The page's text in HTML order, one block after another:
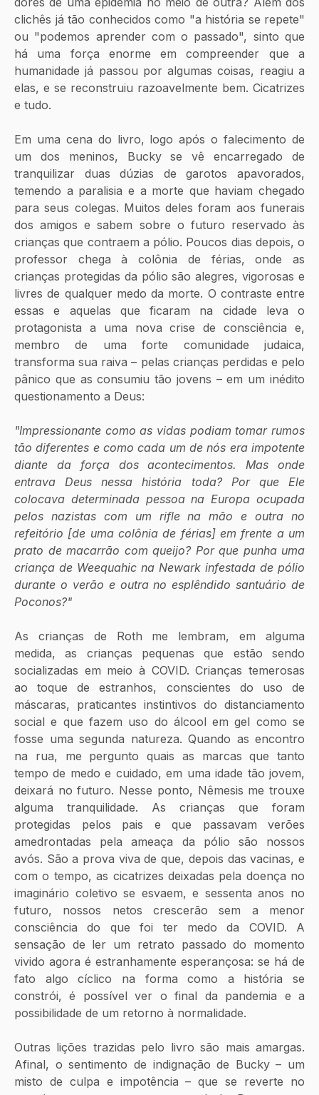
clichês já tão conhecidos como "a história se repete"
ou "podemos aprender com o passado", sinto que
há uma força enorme em compreender que a
humanidade já passou por algumas coisas, reagiu a
elas, e se reconstruiu razoavelmente bem. Cicatrizes
e tudo.
Em uma cena do livro, logo após o falecimento de
um dos meninos, Bucky se vê encarregado de
tranquilizar duas dúzias de garotos apavorados,
temendo a paralisia e a morte que haviam chegado
para seus colegas. Muitos deles foram aos funerais
dos amigos e sabem sobre o futuro reservado às
crianças que contraem a pólio. Poucos dias depois, o
professor chega à colônia de férias, onde as
crianças protegidas da pólio são alegres, vigorosas e
livres de qualquer medo da morte. O contraste entre
essas e aquelas que ficaram na cidade leva o
protagonista a uma nova crise de consciência e,
membro de uma forte comunidade judaica,
transforma sua raiva – pelas crianças perdidas e pelo
pânico que as consumiu tão jovens – em um inédito
questionamento a Deus:
"Impressionante como as vidas podiam tomar rumos
tão diferentes e como cada um de nós era impotente
diante da força dos acontecimentos. Mas onde
entrava Deus nessa história toda? Por que Ele
colocava determinada pessoa na Europa ocupada
pelos nazistas com um rifle na mão e outra no
refeitório [de uma colônia de férias] em frente a um
prato de macarrão com queijo? Por que punha uma
criança de Weequahic na Newark infestada de pólio
durante o verão e outra no esplêndido santuário de
Poconos?"
As crianças de Roth me lembram, em alguma
medida, as crianças pequenas que estão sendo
socializadas em meio à COVID. Crianças temerosas
ao toque de estranhos, conscientes do uso de
máscaras, praticantes instintivos do distanciamento
social e que fazem uso do álcool em gel como se
fosse uma segunda natureza. Quando as encontro
na rua, me pergunto quais as marcas que tanto
tempo de medo e cuidado, em uma idade tão jovem,
deixará no futuro. Nesse ponto, Nêmesis me trouxe
alguma tranquilidade. As crianças que foram
protegidas pelos pais e que passavam verões
amedrontadas pela ameaça da pólio são nossos
avós. São a prova viva de que, depois das vacinas, e
com o tempo, as cicatrizes deixadas pela doença no
imaginário coletivo se esvaem, e sessenta anos no
futuro, nossos netos crescerão sem a menor
consciência do que foi ter medo da COVID. A
sensação de ler um retrato passado do momento
vivido agora é estranhamente esperançosa: se há de
fato algo cíclico na forma como a história se
constrói, é possível ver o final da pandemia e a
possibilidade de um retorno à normalidade.
Outras lições trazidas pelo livro são mais amargas.
Afinal, o sentimento de indignação de Bucky – um
misto de culpa e impotência – que se reverte no